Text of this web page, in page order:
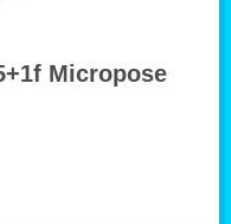
Micropose